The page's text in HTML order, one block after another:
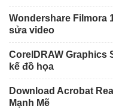
Wondershare Filmora
sửa video
CorelDRAW Graphics
kế đồ họa
Download Acrobat
Mạnh Mẽ